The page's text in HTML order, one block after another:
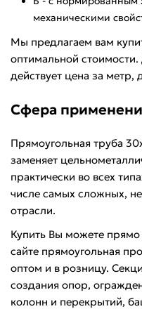
механическими
Мы предлагаем вам
оптимальной
действует цена за метр,
Сфера
Прямоугольная труба
заменяет
практически во всех
числе самых сложных,
отрасли.
Купить Вы можете
сайте прямоугольная
оптом и в розницу.
создания опор,
колонн и перекрытий,